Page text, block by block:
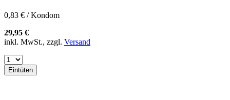
60J
60K
60L
64E
64K
64L
0,83 € / Kondom
29,95 €
inkl. MwSt., zzgl. Versand
Eintüten